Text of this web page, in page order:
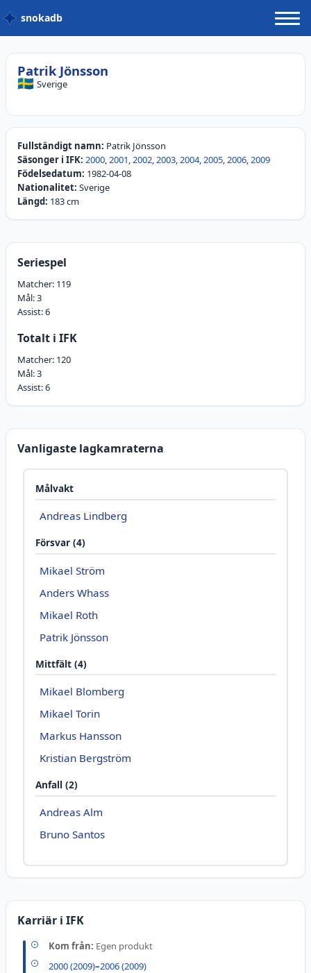
snokadb
Patrik Jönsson
🇸🇪 Sverige
Fullständigt namn: Patrik Jönsson
Säsonger i IFK: 2000,2001,2002,2003,2004,2005,2006,2009
Födelsedatum: 1982-04-08
Nationalitet: Sverige
Längd: 183 cm
Seriespel
Matcher: 119
Mål:3
Assist:6
Totalt i IFK
Matcher: 120
Mål:3
Assist:6
Vanligaste lagkamraterna
Målvakt
Andreas Lindberg
Försvar (4)
Mikael Ström
Anders Whass
Mikael Roth
Patrik Jönsson
Mittfält (4)
Mikael Blomberg
Mikael Torin
Markus Hansson
Kristian Bergström
Anfall (2)
Andreas Alm
Bruno Santos
Karriär i IFK
Kom från: Egen produkt
2000 (2009)–2006 (2009)